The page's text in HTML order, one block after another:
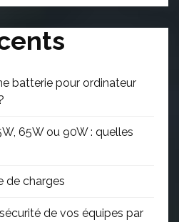
batterie pour ordinateur
65W ou 90W : quelles
de charges
de vos équipes par